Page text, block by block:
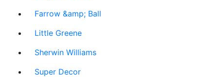
Farrow &amp; Ball
Little Greene
Sherwin Williams
Super Decor